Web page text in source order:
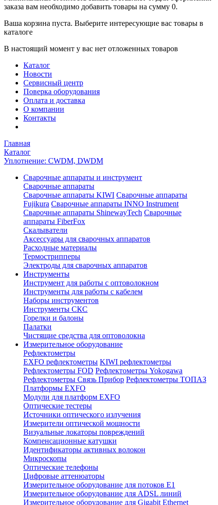
заказа вам необходимо добавить товары на сумму 0.
Ваша корзина пуста. Выберите интересующие вас товары в
каталоге
В настоящий момент у вас нет отложенных товаров
Каталог
Новости
Сервисный центр
Поверка оборудования
Оплата и доставка
О компании
Контакты
Главная
Каталог
Уплотнение: CWDM, DWDM
Сварочные аппараты и инструмент
Сварочные аппараты
Сварочные аппараты KIWI Сварочные аппараты
Fujikura Сварочные аппараты INNO Instrument
Сварочные аппараты ShinewayTech Cварочные
аппараты FiberFox
Скалыватели
Аксессуары для сварочных аппаратов
Расходные материалы
Термострипперы
Электроды для сварочных аппаратов
Инструменты
Инструмент для работы с оптоволокном
Инструменты для работы с кабелем
Наборы инструментов
Инструменты СКС
Горелки и балоны
Палатки
Чистящие средства для оптоволокна
Измерительное оборудование
Рефлектометры
EXFO рефлектометры KIWI рефлектометры
Рефлектометры FOD Рефлектометры Yokogawa
Рефлектометры Связь Прибор Рефлектометры ТОПАЗ
Платформы EXFO
Модули для платформ EXFO
Оптические тестеры
Источники оптического излучения
Измерители оптической мощности
Визуальные локаторы повреждений
Компенсационные катушки
Идентификаторы активных волокон
Микроскопы
Оптические телефоны
Цифровые аттенюаторы
Измерительное оборудование для потоков Е1
Измерительное оборудование для ADSL линий
Измерительное оборудование для Gigabit Ethernet